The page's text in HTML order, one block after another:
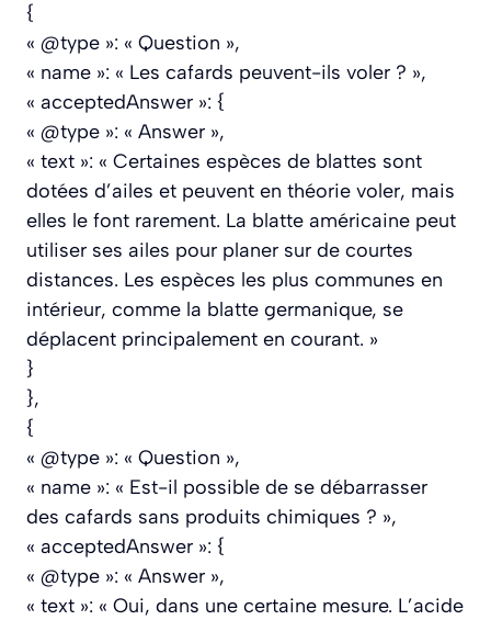
{
« @type »: « Question »,
« name »: « Les cafards peuvent-ils voler ? »,
« acceptedAnswer »: {
« @type »: « Answer »,
« text »: « Certaines espèces de blattes sont
dotées d’ailes et peuvent en théorie voler, mais
elles le font rarement. La blatte américaine peut
utiliser ses ailes pour planer sur de courtes
distances. Les espèces les plus communes en
intérieur, comme la blatte germanique, se
déplacent principalement en courant. »
}
},
{
« @type »: « Question »,
« name »: « Est-il possible de se débarrasser
des cafards sans produits chimiques ? »,
« acceptedAnswer »: {
« @type »: « Answer »,
« text »: « Oui, dans une certaine mesure. L’acide